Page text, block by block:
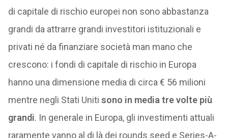
di capitale di rischio europei non sono abbastanza
grandi da attrarre grandi investitori istituzionali e
privati né da finanziare società man mano che
crescono: i fondi di capitale di rischio in Europa
hanno una dimensione media di circa € 56 milioni
mentre negli Stati Uniti sono in media tre volte più
grandi. In generale in Europa, gli investimenti attuali
raramente vanno al di là dei rounds seed e Series-A-